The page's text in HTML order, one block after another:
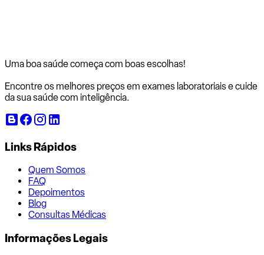
Uma boa saúde começa com boas escolhas!
Encontre os melhores preços em exames laboratoriais e cuide
da sua saúde com inteligência.
Links Rápidos
Quem Somos
FAQ
Depoimentos
Blog
Consultas Médicas
Informações Legais